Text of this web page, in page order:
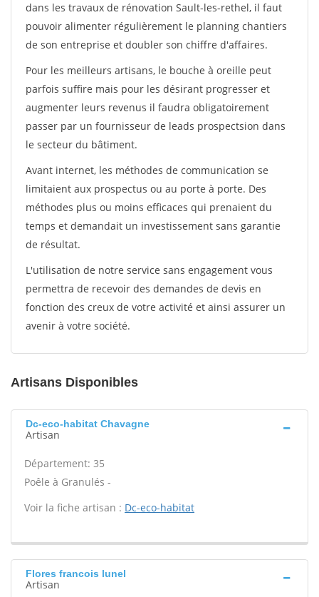
dans les travaux de rénovation Sault-les-rethel, il faut
pouvoir alimenter régulièrement le planning chantiers
de son entreprise et doubler son chiffre d'affaires.
Pour les meilleurs artisans, le bouche à oreille peut
parfois suffire mais pour les désirant progresser et
augmenter leurs revenus il faudra obligatoirement
passer par un fournisseur de leads prospectsion dans
le secteur du bâtiment.
Avant internet, les méthodes de communication se
limitaient aux prospectus ou au porte à porte. Des
méthodes plus ou moins efficaces qui prenaient du
temps et demandait un investissement sans garantie
de résultat.
L'utilisation de notre service sans engagement vous
permettra de recevoir des demandes de devis en
fonction des creux de votre activité et ainsi assurer un
avenir à votre société.
Artisans Disponibles
Dc-eco-habitat Chavagne
Artisan
Département: 35
Poêle à Granulés -
Voir la fiche artisan : Dc-eco-habitat
Flores francois lunel
Artisan